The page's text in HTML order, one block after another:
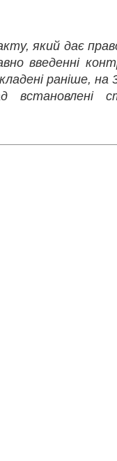
який дає
введенні
раніше,
встановлені